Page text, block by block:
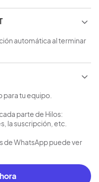
automática al terminar
para tu equipo.
parte de Hilos:
la suscripción, etc.
de WhatsApp puede ver